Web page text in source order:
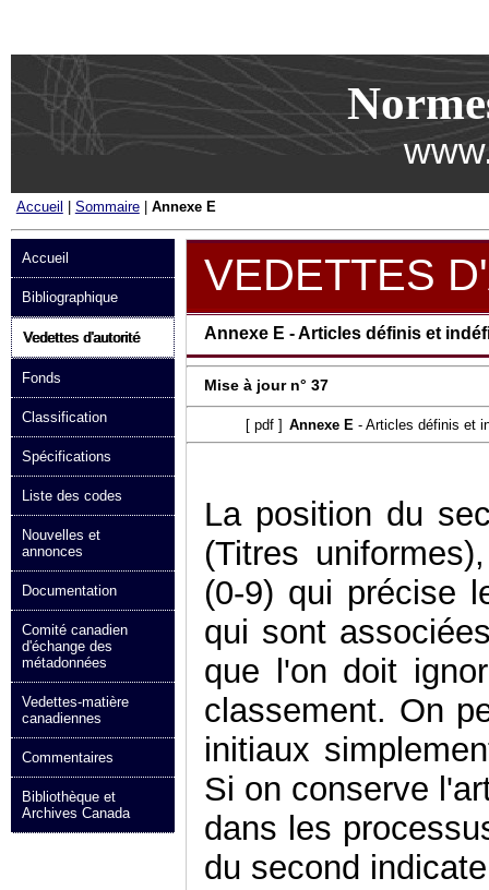
Accueil | Sommaire| Annexe E
Accueil
Bibliographique
Vedettes d'autorité
Fonds
Classification
Spécifications
Liste des codes
Nouvelles et
annonces
Documentation
Comité canadien
d'échange des
métadonnées
Vedettes-matière
canadiennes
Commentaires
Bibliothèque et
Archives Canada
VEDETTES
Annexe E - Articles définis et
Mise à jour n° 37
[ pdf] Annexe E - Articles définis et
La position du
(Titres
(0-9) qui précise
qui sont
que l'on doit
classement. On
initiaux
Si on conserve
dans les
du second